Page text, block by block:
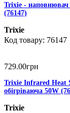
Trixie - наповнювач
(76147)
Trixie
76147
729.00грн
Trixie Infrared Heat
обігріваюча 50W
Trixie